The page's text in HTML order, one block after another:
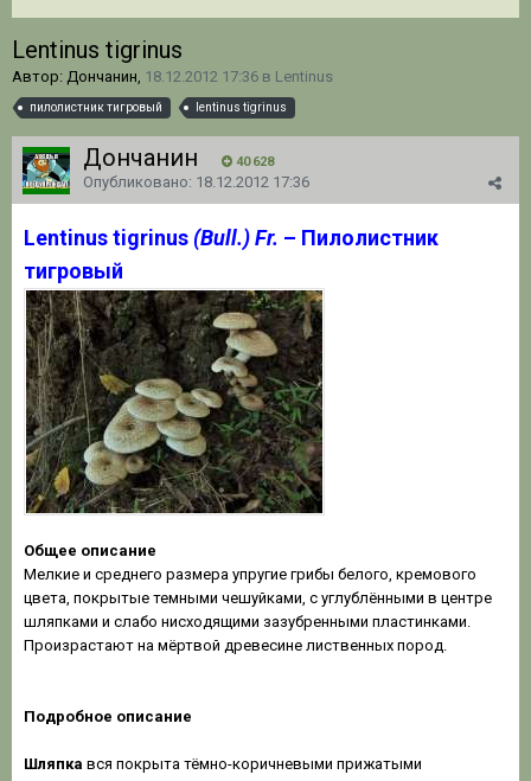
Lentinus tigrinus
Автор: Дончанин, 18.12.2012 17:36 в Lentinus
пилолистник тигровый lentinus tigrinus
Дончанин 40 628
Опубликовано: 18.12.2012 17:36
Lentinus tigrinus (Bull.) Fr. – Пилолистник
тигровый
Общее описание
Мелкие и среднего размера упругие грибы белого, кремового
цвета, покрытые темными чешуйками, с углублёнными в центре
шляпками и слабо нисходящими зазубренными пластинками.
Произрастают на мёртвой древесине лиственных пород.
Подробное описание
Шляпка вся покрыта тёмно-коричневыми прижатыми